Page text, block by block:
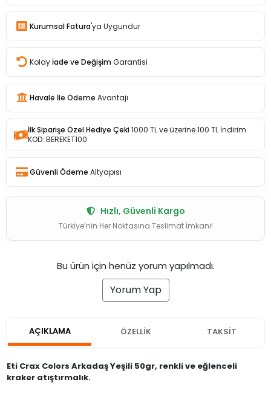
Kurumsal Fatura'ya Uygundur
Kolay İade ve Değişim Garantisi
Havale İle Ödeme Avantajı
İlk Siparişe Özel Hediye Çeki1000 TL ve üzerine 100 TL İndirim
KOD: BEREKET100
Güvenli Ödeme Altyapısı
Hızlı, Güvenli Kargo
Türkiye’nin Her Noktasına Teslimat İmkanı!
Bu ürün için henüz yorum yapılmadı.
Yorum Yap
AÇIKLAMA ÖZELLİK TAKSİT
Eti Crax Colors Arkadaş Yeşili 50gr, renkli ve eğlenceli
kraker atıştırmalık.